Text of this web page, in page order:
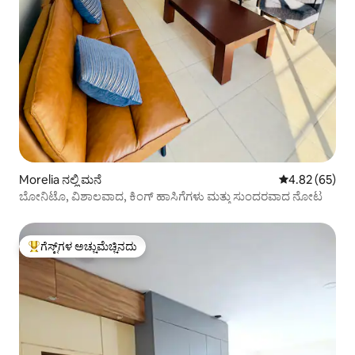
Morelia ನಲ್ಲಿ ಮನೆ 5 ರಲ್ಲಿ 4.82
4.82 (65)
ಬೋನಿಟೊ, ವಿಶಾಲವಾದ, ಕಿಂಗ್ ಹಾಸಿಗೆಗಳು ಮತ್ತು ಸುಂದರವಾದ ನೋಟ
ಗೆಸ್ಟ್‌ಗಳಿಗೆ ಅತಿ ಹೆಚ್ಚು ಅಚ್ಚುಮೆಚ್ಚಿನದು
ಗೆಸ್ಟ್‌ಗಳ ಅಚ್ಚುಮೆಚ್ಚಿನದು